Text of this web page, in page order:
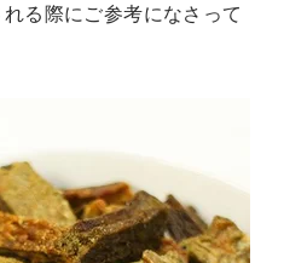
る際にご参考になさって